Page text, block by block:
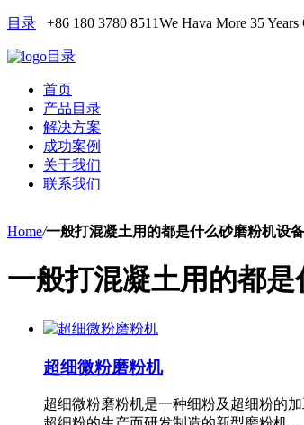
目录 +86 180 3780 8511We Hava More 35 Years
目录
首页
产品目录
解决方案
成功案例
关于我们
联系我们
Home/一般打混凝土用的都是什么砂磨粉机设备
一般打混凝土用的都
超细微粉磨粉机
超细微粉磨粉机是一种细粉及超细粉的